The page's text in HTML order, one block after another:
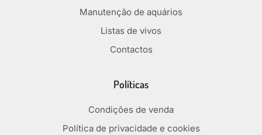
Manutenção de aquários
Listas de vivos
Contactos
Políticas
Condições de venda
Política de privacidade e cookies